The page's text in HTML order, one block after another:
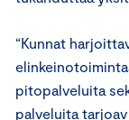
“Kunnat
pitopalveluita
palveluita